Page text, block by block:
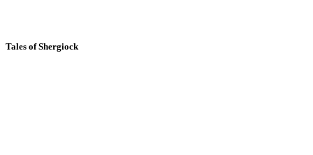
Tales of Shergiock